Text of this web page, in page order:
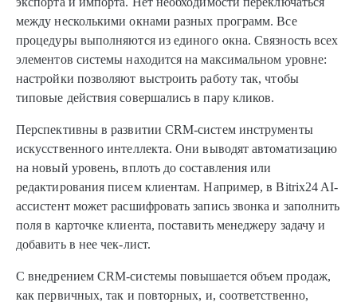
между несколькими окнами разных программ. Все
процедуры выполняются из единого окна. Связность всех
элементов системы находится на максимальном уровне:
настройки позволяют выстроить работу так, чтобы
типовые действия совершались в пару кликов.
Перспективны в развитии CRM-систем инструменты
искусственного интеллекта. Они выводят автоматизацию
на новый уровень, вплоть до составления или
редактирования писем клиентам. Например, в Bitrix24 AI-
ассистент может расшифровать запись звонка и заполнить
поля в карточке клиента, поставить менеджеру задачу и
добавить в нее чек-лист.
С внедрением CRM-системы повышается объем продаж,
как первичных, так и повторных, и, соответственно,